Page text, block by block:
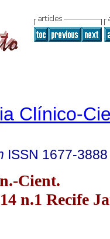
Clínico-
ISSN 1677-3888
Cient.
n.1 Recife